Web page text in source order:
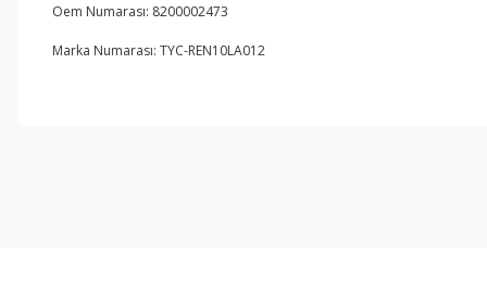
Oem Numarası: 8200002473
Marka Numarası: TYC-REN10LA012